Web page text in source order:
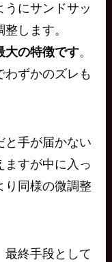
うにサンドサッ
整します。
大の特徴です。
わずかのズレも
と手が届かない
ますが中に入っ
り同様の微調整
最終手段として